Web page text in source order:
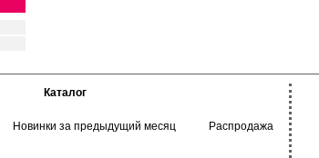
Каталог
Новинки за предыдущий месяц
Распродажа